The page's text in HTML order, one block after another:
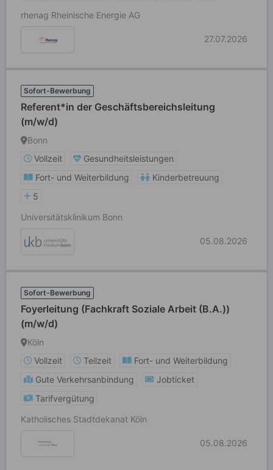
rhenag Rheinische Energie AG
27.07.2026
Sofort-Bewerbung
Referent*in der Geschäftsbereichsleitung
(m/w/d)
Bonn
Vollzeit
Gesundheitsleistungen
Fort- und Weiterbildung
Kinderbetreuung
5
Universitätsklinikum Bonn
05.08.2026
Sofort-Bewerbung
Foyerleitung (Fachkraft Soziale Arbeit (B.A.))
(m/w/d)
Köln
Vollzeit
Teilzeit
Fort- und Weiterbildung
Gute Verkehrsanbindung
Jobticket
Tarifvergütung
Katholisches Stadtdekanat Köln
05.08.2026